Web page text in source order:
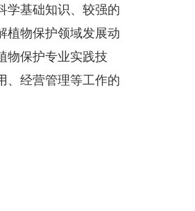
学基础知识、较强的
植物保护领域发展动
物保护专业实践技
、经营管理等工作的